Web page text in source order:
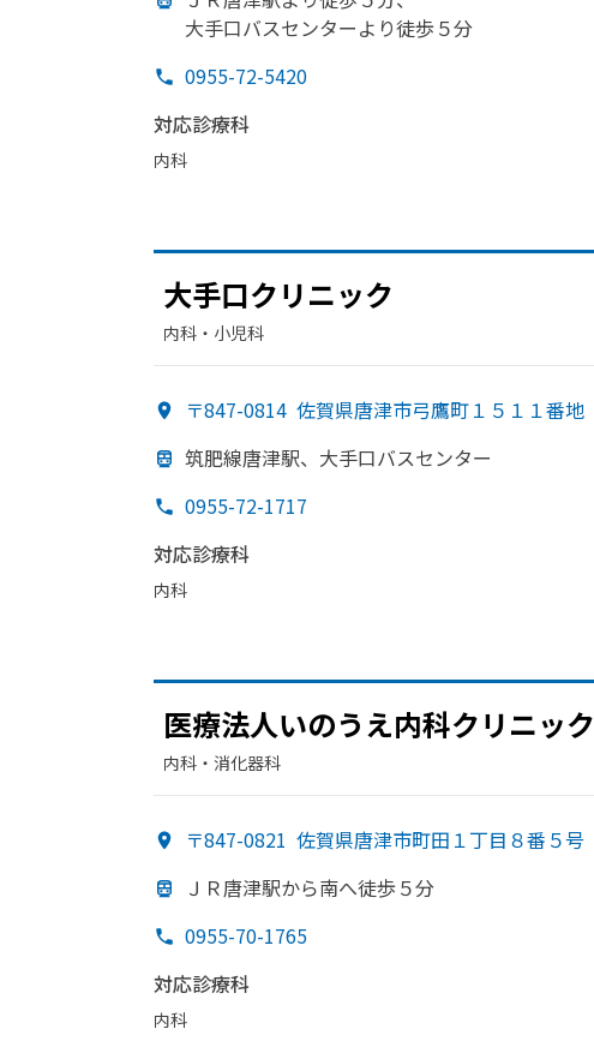
大手口バスセンターより徒歩５分
0955-72-5420
対応診療科
内科
大手口クリニック
内科・​小児科
〒847-0814 佐賀県唐津市弓鷹町１５１１番地
筑肥線唐津駅、 大手口バスセンター
0955-72-1717
対応診療科
内科
医療法人いのうえ内科クリニック
内科・​消化器科
〒847-0821 佐賀県唐津市町田１丁目８番５号
ＪＲ唐津駅から南へ徒歩５分
0955-70-1765
対応診療科
内科